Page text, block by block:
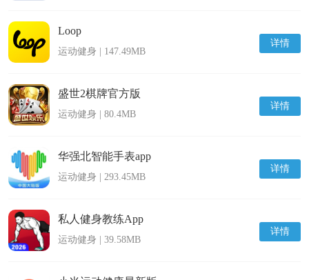
详情
Loop
运动健身 | 147.49MB
详情
盛世2棋牌官方版
运动健身 | 80.4MB
详情
华强北智能手表app
运动健身 | 293.45MB
详情
私人健身教练App
运动健身 | 39.58MB